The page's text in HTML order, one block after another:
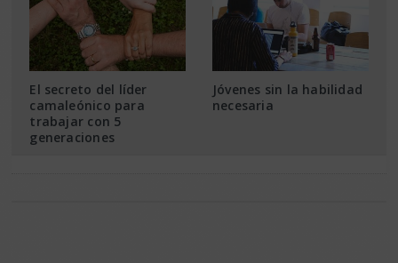
El secreto del líder
camaleónico para
trabajar con 5
generaciones
Jóvenes sin la habilidad
necesaria